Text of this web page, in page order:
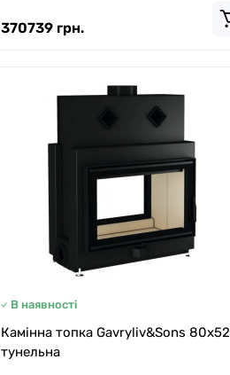
370739 грн.
В наявності
Камінна топка Gavryliv&Sons 80x52
тунельна